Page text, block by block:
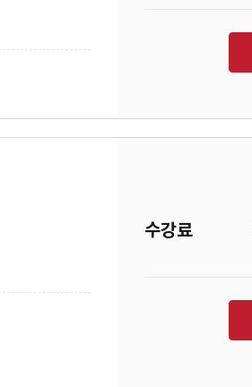
수강료